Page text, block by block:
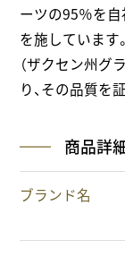
ーツの95％を
を施しています
（ザクセン州グ
り、その品質を
商品詳
ブランド名